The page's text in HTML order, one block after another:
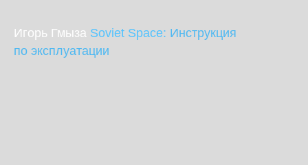
Игорь Гмыза Soviet Space: Инструкция
по эксплуатации